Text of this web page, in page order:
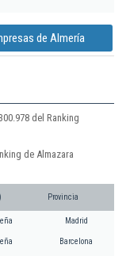
de Almería
del Ranking
de Almazara
Provincia
Madrid
Barcelona